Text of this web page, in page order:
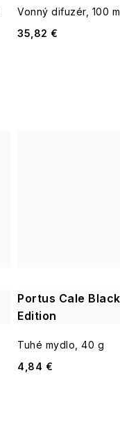
Vonný difuzér, 100
35,82 €
Portus Cale Black
Edition
Tuhé mydlo, 40 g
4,84 €